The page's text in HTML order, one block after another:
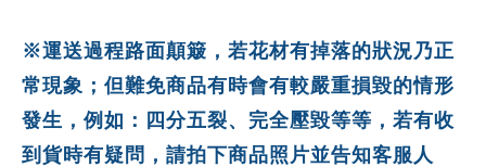
※運送過程路面顛簸，若花材有掉落的狀況乃正
常現象；但難免商品有時會有較嚴重損毀的情形
發生，例如：四分五裂、完全壓毀等等，若有收
到貨時有疑問，請拍下商品照片並告知客服人